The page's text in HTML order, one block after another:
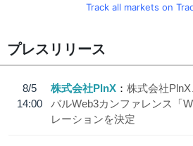
Track all markets on
プレスリリース
8/5
14:00
株式会社PlnX
株式会社
バルWeb3カンファレンス「
レーションを決定